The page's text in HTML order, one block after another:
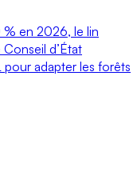
% en 2026, le lin
d’État
pour adapter les forêts